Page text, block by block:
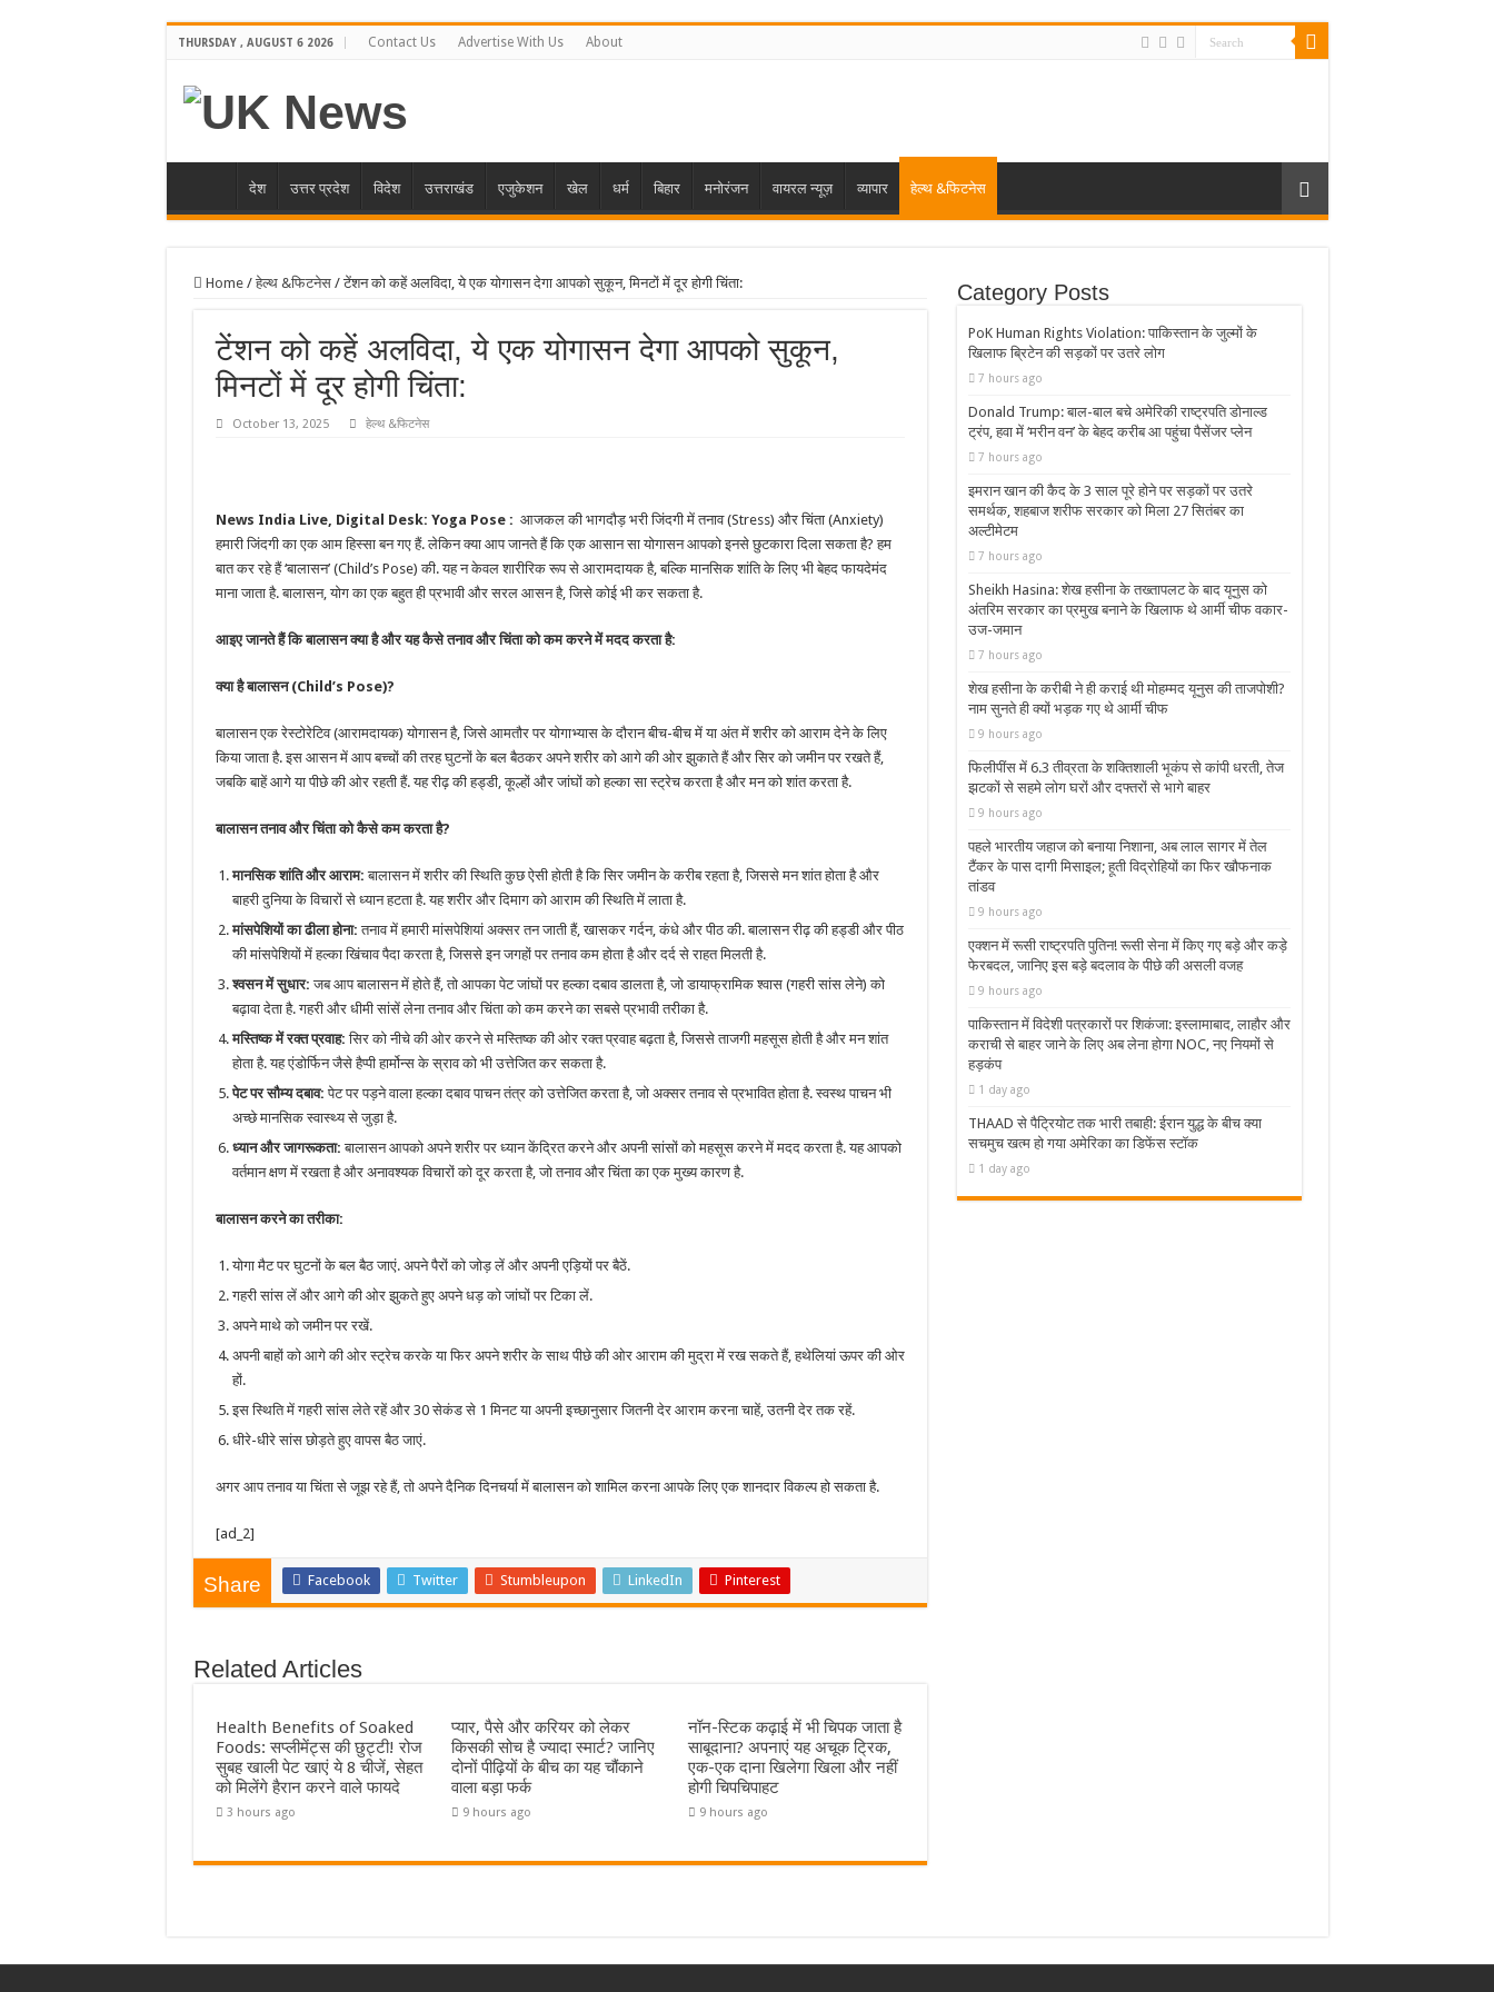
THURSDAY , AUGUST 6 2026 Contact Us Advertise With Us About
देश उत्तर प्रदेश विदेश उत्तराखंड एजुकेशन खेल धर्म बिहार मनोरंजन वायरल न्यूज़ व्यापार हेल्थ &फिटनेस
Home / हेल्थ &फिटनेस / टेंशन को कहें अलविदा, ये एक योगासन देगा आपको सुकून, मिनटों में दूर होगी चिंता:
टेंशन को कहें अलविदा, ये एक योगासन देगा आपको सुकून,
मिनटों में दूर होगी चिंता:
October 13, 2025 हेल्थ &फिटनेस
News India Live, Digital Desk: Yoga Pose : आजकल की भागदौड़ भरी जिंदगी में तनाव (Stress) और चिंता (Anxiety)
हमारी जिंदगी का एक आम हिस्सा बन गए हैं. लेकिन क्या आप जानते हैं कि एक आसान सा योगासन आपको इनसे छुटकारा दिला सकता है? हम
बात कर रहे हैं ‘बालासन’ (Child’s Pose) की. यह न केवल शारीरिक रूप से आरामदायक है, बल्कि मानसिक शांति के लिए भी बेहद फायदेमंद
माना जाता है. बालासन, योग का एक बहुत ही प्रभावी और सरल आसन है, जिसे कोई भी कर सकता है.
आइए जानते हैं कि बालासन क्या है और यह कैसे तनाव और चिंता को कम करने में मदद करता है:
क्या है बालासन (Child’s Pose)?
बालासन एक रेस्टोरेटिव (आरामदायक) योगासन है, जिसे आमतौर पर योगाभ्यास के दौरान बीच-बीच में या अंत में शरीर को आराम देने के लिए
किया जाता है. इस आसन में आप बच्चों की तरह घुटनों के बल बैठकर अपने शरीर को आगे की ओर झुकाते हैं और सिर को जमीन पर रखते हैं,
जबकि बाहें आगे या पीछे की ओर रहती हैं. यह रीढ़ की हड्डी, कूल्हों और जांघों को हल्का सा स्ट्रेच करता है और मन को शांत करता है.
बालासन तनाव और चिंता को कैसे कम करता है?
मानसिक शांति और आराम: बालासन में शरीर की स्थिति कुछ ऐसी होती है कि सिर जमीन के करीब रहता है, जिससे मन शांत होता है और
बाहरी दुनिया के विचारों से ध्यान हटता है. यह शरीर और दिमाग को आराम की स्थिति में लाता है.
मांसपेशियों का ढीला होना: तनाव में हमारी मांसपेशियां अक्सर तन जाती हैं, खासकर गर्दन, कंधे और पीठ की. बालासन रीढ़ की हड्डी और पीठ
की मांसपेशियों में हल्का खिंचाव पैदा करता है, जिससे इन जगहों पर तनाव कम होता है और दर्द से राहत मिलती है.
श्वसन में सुधार: जब आप बालासन में होते हैं, तो आपका पेट जांघों पर हल्का दबाव डालता है, जो डायाफ्रामिक श्वास (गहरी सांस लेने) को
बढ़ावा देता है. गहरी और धीमी सांसें लेना तनाव और चिंता को कम करने का सबसे प्रभावी तरीका है.
मस्तिष्क में रक्त प्रवाह: सिर को नीचे की ओर करने से मस्तिष्क की ओर रक्त प्रवाह बढ़ता है, जिससे ताजगी महसूस होती है और मन शांत
होता है. यह एंडोर्फिन जैसे हैप्पी हार्मोन्स के स्राव को भी उत्तेजित कर सकता है.
पेट पर सौम्य दबाव: पेट पर पड़ने वाला हल्का दबाव पाचन तंत्र को उत्तेजित करता है, जो अक्सर तनाव से प्रभावित होता है. स्वस्थ पाचन भी
अच्छे मानसिक स्वास्थ्य से जुड़ा है.
ध्यान और जागरूकता: बालासन आपको अपने शरीर पर ध्यान केंद्रित करने और अपनी सांसों को महसूस करने में मदद करता है. यह आपको
वर्तमान क्षण में रखता है और अनावश्यक विचारों को दूर करता है, जो तनाव और चिंता का एक मुख्य कारण है.
बालासन करने का तरीका:
योगा मैट पर घुटनों के बल बैठ जाएं. अपने पैरों को जोड़ लें और अपनी एड़ियों पर बैठें.
गहरी सांस लें और आगे की ओर झुकते हुए अपने धड़ को जांघों पर टिका लें.
अपने माथे को जमीन पर रखें.
अपनी बाहों को आगे की ओर स्ट्रेच करके या फिर अपने शरीर के साथ पीछे की ओर आराम की मुद्रा में रख सकते हैं, हथेलियां ऊपर की ओर
हों.
इस स्थिति में गहरी सांस लेते रहें और 30 सेकंड से 1 मिनट या अपनी इच्छानुसार जितनी देर आराम करना चाहें, उतनी देर तक रहें.
धीरे-धीरे सांस छोड़ते हुए वापस बैठ जाएं.
अगर आप तनाव या चिंता से जूझ रहे हैं, तो अपने दैनिक दिनचर्या में बालासन को शामिल करना आपके लिए एक शानदार विकल्प हो सकता है.
[ad_2]
Share Facebook Twitter Stumbleupon LinkedIn Pinterest
Related Articles
Health Benefits of Soaked
Foods: सप्लीमेंट्स की छुट्टी! रोज
सुबह खाली पेट खाएं ये 8 चीजें, सेहत
को मिलेंगे हैरान करने वाले फायदे
3 hours ago
प्यार, पैसे और करियर को लेकर
किसकी सोच है ज्यादा स्मार्ट? जानिए
दोनों पीढ़ियों के बीच का यह चौंकाने
वाला बड़ा फर्क
9 hours ago
नॉन-स्टिक कढ़ाई में भी चिपक जाता है
साबूदाना? अपनाएं यह अचूक ट्रिक,
एक-एक दाना खिलेगा खिला और नहीं
होगी चिपचिपाहट
9 hours ago
Category Posts
PoK Human Rights Violation: पाकिस्तान के जुल्मों के
खिलाफ ब्रिटेन की सड़कों पर उतरे लोग
7 hours ago
Donald Trump: बाल-बाल बचे अमेरिकी राष्ट्रपति डोनाल्ड
ट्रंप, हवा में ‘मरीन वन’ के बेहद करीब आ पहुंचा पैसेंजर प्लेन
7 hours ago
इमरान खान की कैद के 3 साल पूरे होने पर सड़कों पर उतरे
समर्थक, शहबाज शरीफ सरकार को मिला 27 सितंबर का
अल्टीमेटम
7 hours ago
Sheikh Hasina: शेख हसीना के तख्तापलट के बाद यूनुस को
अंतरिम सरकार का प्रमुख बनाने के खिलाफ थे आर्मी चीफ वकार-
उज-जमान
7 hours ago
शेख हसीना के करीबी ने ही कराई थी मोहम्मद यूनुस की ताजपोशी?
नाम सुनते ही क्यों भड़क गए थे आर्मी चीफ
9 hours ago
फिलीपींस में 6.3 तीव्रता के शक्तिशाली भूकंप से कांपी धरती, तेज
झटकों से सहमे लोग घरों और दफ्तरों से भागे बाहर
9 hours ago
पहले भारतीय जहाज को बनाया निशाना, अब लाल सागर में तेल
टैंकर के पास दागी मिसाइल; हूती विद्रोहियों का फिर खौफनाक
तांडव
9 hours ago
एक्शन में रूसी राष्ट्रपति पुतिन! रूसी सेना में किए गए बड़े और कड़े
फेरबदल, जानिए इस बड़े बदलाव के पीछे की असली वजह
9 hours ago
पाकिस्तान में विदेशी पत्रकारों पर शिकंजा: इस्लामाबाद, लाहौर और
कराची से बाहर जाने के लिए अब लेना होगा NOC, नए नियमों से
हड़कंप
1 day ago
THAAD से पैट्रियोट तक भारी तबाही: ईरान युद्ध के बीच क्या
सचमुच खत्म हो गया अमेरिका का डिफेंस स्टॉक
1 day ago